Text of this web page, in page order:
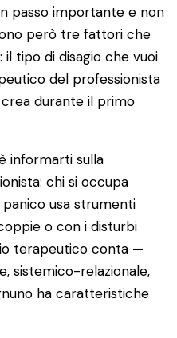
passo importante e non
però tre fattori che
tipo di disagio che vuoi
del professionista
durante il primo
informarti sulla
chi si occupa
usa strumenti
o con i disturbi
terapeutico conta —
sistemico-relazionale,
ha caratteristiche